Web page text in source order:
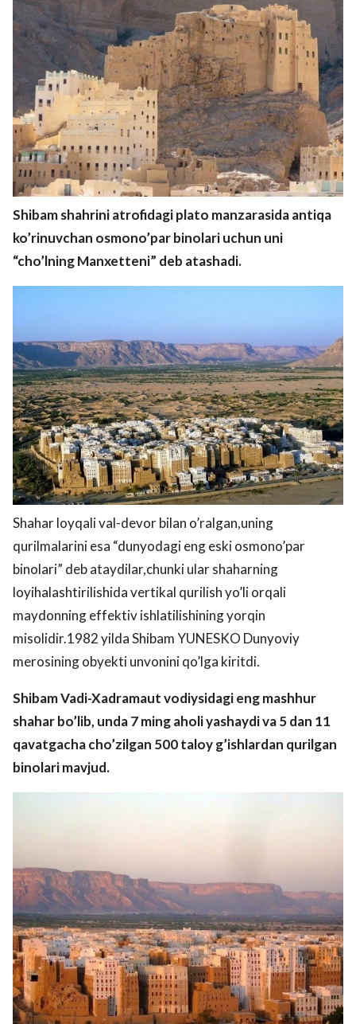
Shibam shahrini atrofidagi plato manzarasida antiqa
ko’rinuvchan osmono’par binolari uchun uni
“cho’lning Manxetteni” deb atashadi.
Shahar loyqali val-devor bilan o’ralgan,uning
qurilmalarini esa “dunyodagi eng eski osmono’par
binolari” deb ataydilar,chunki ular shaharning
loyihalashtirilishida vertikal qurilish yo’li orqali
maydonning effektiv ishlatilishining yorqin
misolidir.1982 yilda Shibam YUNESKO Dunyoviy
merosining obyekti unvonini qo’lga kiritdi.
ShibamVadi-Xadramautvodiysidagiengmashhur
shaharbo’lib, unda7mingaholiyashaydiva5dan 11
qavatgachacho’zilgan 500taloyg’ishlardan qurilgan
binolarimavjud.